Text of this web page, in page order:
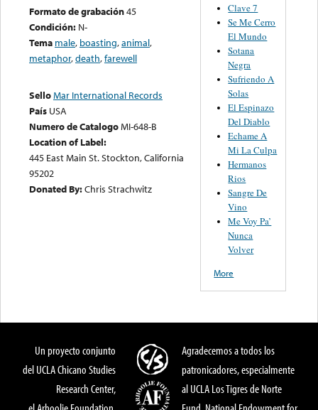
Formato de grabación45
Condición: N-
Tema male, boasting,animal,
metaphor,death,farewell
SelloMar International Records
País USA
Numero de CatalogoMI-648-B
Location of Label:
445 East Main St. Stockton, California
95202
Donated By:Chris Strachwitz
Clave 7
Se Me Cerro
El Mundo
Sotana
Negra
Sufriendo A
Solas
El Espinazo
Del Diablo
Echame A
Mi La Culpa
Hermanos
Rios
Sangre De
Vino
Me Voy Pa’
Nunca
Volver
More
Un proyecto conjunto
del UCLA Chicano Studies
Research Center,
Agradecemos a todos los
patronicadores, especialmente
al UCLA Los Tigres de Norte